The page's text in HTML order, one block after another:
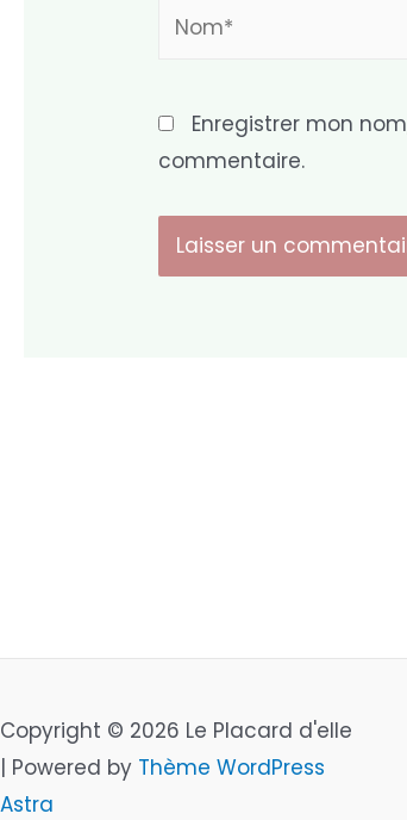
Nom*
Enregistrer mon
commentaire.
Copyright © 2026 Le Placard d'elle
| Powered by Thème WordPress
Astra